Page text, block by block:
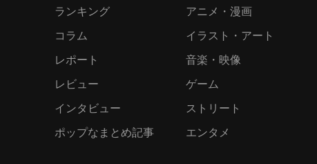
ランキング
コラム
レポート
レビュー
インタビュー
ポップなまとめ記事
アニメ・漫画
イラスト・アート
音楽・映像
ゲーム
ストリート
エンタメ